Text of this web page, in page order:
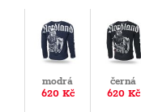
modrá
620 Kč
černá
620 Kč